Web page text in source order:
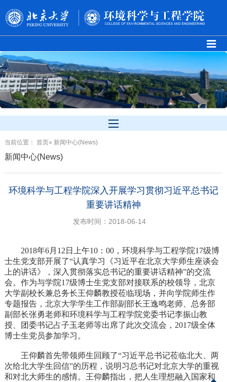
当前位置： 首页» 新闻中心(News)
新闻中心(News)
环境科学与工程学院深入开展学习贯彻习近平总书记
重要讲话精神
发布时间：2018-06-14
2018年6月12日上午10：00，环境科学与工程学院17级博
士生党支部开展了“认真学习《习近平在北京大学师生座谈会
上的讲话》，深入贯彻落实总书记的重要讲话精神”的交流
会。作为与学院17级博士生党支部对接联系的校领导，北京
大学副校长兼总务长王仰麟教授莅临现场，并向学院师生作
专题报告，北京大学学生工作部副部长王逸鸣老师、总务部
副部长张勇老师和环境科学与工程学院党委书记李振山教
授、团委书记占子玉老师等出席了此次交流会，2017级全体
博士生党员参加学习。
王仰麟首先带领师生回顾了“习近平总书记莅临北大、两
次给北大学生回信”的历程，说明习总书记对北京大学的重视
和对北大师生的感情。王仰麟指出，把人生理想融入国家和